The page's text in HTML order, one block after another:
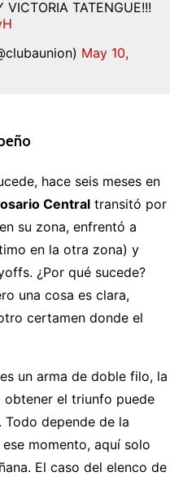
VICTORIA TATENGUE!!!
May 10,
hace seis meses en
Central transitó por
su zona, enfrentó a
en la otra zona) y
¿Por qué sucede?
una cosa es clara,
certamen donde el
un arma de doble filo, la
el triunfo puede
depende de la
momento, aquí solo
El caso del elenco de